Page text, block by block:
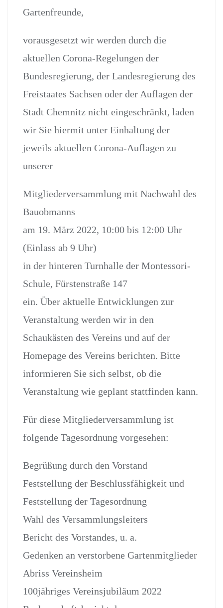
Gartenfreunde,
vorausgesetzt wir werden durch die
aktuellen Corona-Regelungen der
Bundesregierung, der Landesregierung des
Freistaates Sachsen oder der Auflagen der
Stadt Chemnitz nicht eingeschränkt, laden
wir Sie hiermit unter Einhaltung der
jeweils aktuellen Corona-Auflagen zu
unserer
Mitgliederversammlung mit Nachwahl des
Bauobmanns
am 19. März 2022, 10:00 bis 12:00 Uhr
(Einlass ab 9 Uhr)
in der hinteren Turnhalle der Montessori-
Schule, Fürstenstraße 147
ein. Über aktuelle Entwicklungen zur
Veranstaltung werden wir in den
Schaukästen des Vereins und auf der
Homepage des Vereins berichten. Bitte
informieren Sie sich selbst, ob die
Veranstaltung wie geplant stattfinden kann.
Für diese Mitgliederversammlung ist
folgende Tagesordnung vorgesehen:
Begrüßung durch den Vorstand
Feststellung der Beschlussfähigkeit und
Feststellung der Tagesordnung
Wahl des Versammlungsleiters
Bericht des Vorstandes, u. a.
Gedenken an verstorbene Gartenmitglieder
Abriss Vereinsheim
100jähriges Vereinsjubiläum 2022